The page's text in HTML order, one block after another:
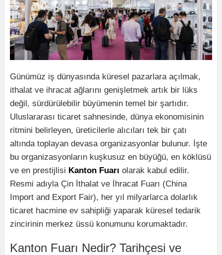
Günümüz iş dünyasında küresel pazarlara açılmak,
ithalat ve ihracat ağlarını genişletmek artık bir lüks
değil, sürdürülebilir büyümenin temel bir şartıdır.
Uluslararası ticaret sahnesinde, dünya ekonomisinin
ritmini belirleyen, üreticilerle alıcıları tek bir çatı
altında toplayan devasa organizasyonlar bulunur. İşte
bu organizasyonların kuşkusuz en büyüğü, en köklüsü
ve en prestijlisi Kanton Fuarı olarak kabul edilir.
Resmi adıyla Çin İthalat ve İhracat Fuarı (China
Import and Export Fair), her yıl milyarlarca dolarlık
ticaret hacmine ev sahipliği yaparak küresel tedarik
zincirinin merkez üssü konumunu korumaktadır.
Kanton Fuarı Nedir? Tarihçesi ve